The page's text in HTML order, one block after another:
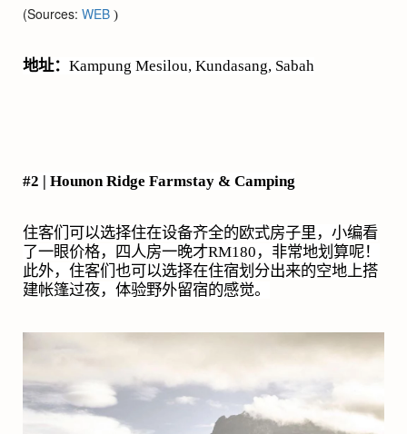
(Sources: WEB )
地址： Kampung Mesilou, Kundasang, Sabah
#2 | Hounon Ridge Farmstay & Camping
住客们可以选择住在设备齐全的欧式房子里，小编看
了一眼价格，四人房一晚才RM180 ，非常地划算呢！
此外，住客们也可以选择在住宿划分出来的空地上搭
建帐篷过夜，体验野外留宿的感觉。